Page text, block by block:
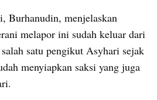
Burhanudin, menjelaskan
melapor ini sudah keluar dari
satu pengikut Asyhari sejak
menyiapkan saksi yang juga